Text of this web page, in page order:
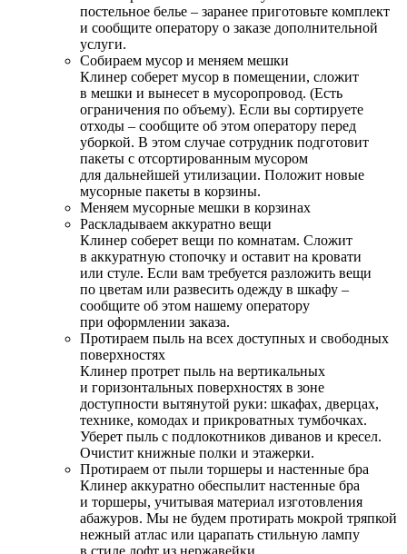
постельное белье – заранее приготовьте комплект
и сообщите оператору о заказе дополнительной
услуги.
Собираем мусор и меняем мешки
Клинер соберет мусор в помещении, сложит
в мешки и вынесет в мусоропровод. (Есть
ограничения по объему). Если вы сортируете
отходы – сообщите об этом оператору перед
уборкой. В этом случае сотрудник подготовит
пакеты с отсортированным мусором
для дальнейшей утилизации. Положит новые
мусорные пакеты в корзины.
Меняем мусорные мешки в корзинах
Раскладываем аккуратно вещи
Клинер соберет вещи по комнатам. Сложит
в аккуратную стопочку и оставит на кровати
или стуле. Если вам требуется разложить вещи
по цветам или развесить одежду в шкафу –
сообщите об этом нашему оператору
при оформлении заказа.
Протираем пыль на всех доступных и свободных
поверхностях
Клинер протрет пыль на вертикальных
и горизонтальных поверхностях в зоне
доступности вытянутой руки: шкафах, дверцах,
технике, комодах и прикроватных тумбочках.
Уберет пыль с подлокотников диванов и кресел.
Очистит книжные полки и этажерки.
Протираем от пыли торшеры и настенные бра
Клинер аккуратно обеспылит настенные бра
и торшеры, учитывая материал изготовления
абажуров. Мы не будем протирать мокрой тряпкой
нежный атлас или царапать стильную лампу
в стиле лофт из нержавейки.